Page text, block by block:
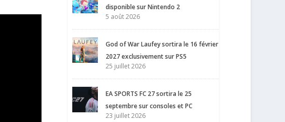
disponible sur Nintendo 2
5 août 2026
God of War Laufey sortira le 16 février
2027 exclusivement sur PS5
25 juillet 2026
EA SPORTS FC 27 sortira le 25
septembre sur consoles et PC
23 juillet 2026